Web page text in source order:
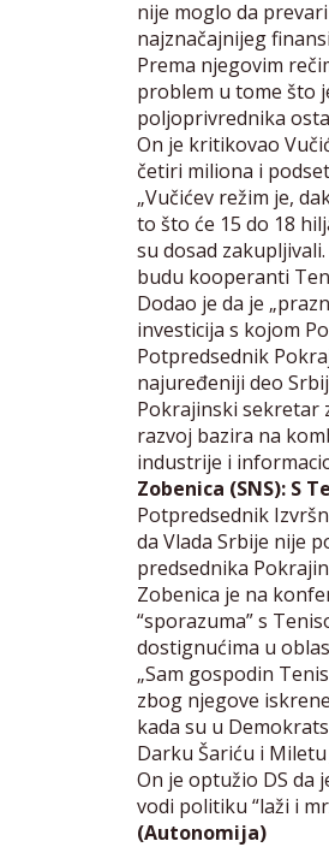
nije moglo da
najznačajnijeg
Prema njegovim
problem u tome što
poljoprivrednika
On je kritikovao
četiri miliona i
„Vučićev režim je,
to što će 15 do 18
su dosad
budu kooperanti
Dodao je da je
investicija s kojom
Potpredsednik
najuređeniji deo
Pokrajinski sekretar
razvoj bazira na
industrije i
Zobenica (SNS): S
Potpredsednik
da Vlada Srbije nije
predsednika
Zobenica je na
“sporazuma” s
dostignućima u
„Sam gospodin
zbog njegove
kada su u
Darku Šariću i Miletu
On je optužio DS da
vodi politiku “laži i
(Autonomija)